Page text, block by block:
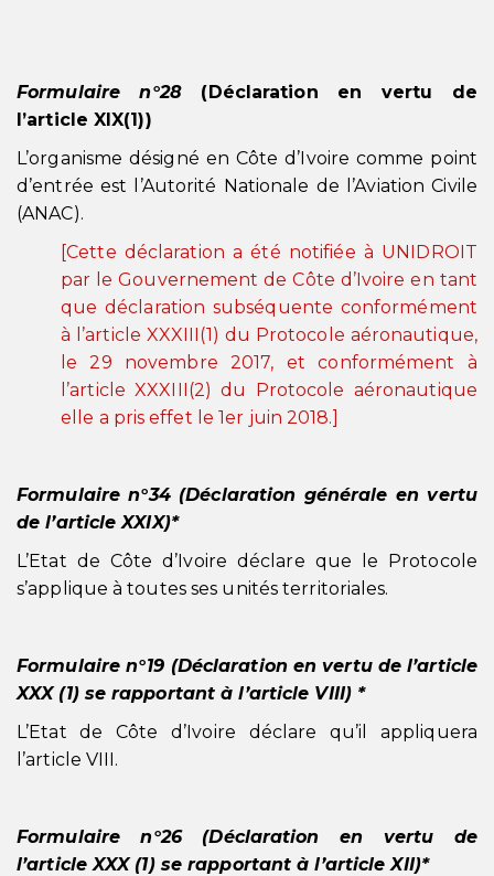
Formulaire n°28(Déclaration en vertu de
l’article XIX(1))
L’organisme désigné en Côte d’Ivoire comme point
d’entrée est l’Autorité Nationale de l’Aviation Civile
(ANAC).
[Cette déclaration a été notifiée à UNIDROIT
par le Gouvernement de Côte d’Ivoire en tant
que déclaration subséquente conformément
à l’article XXXIII(1) du Protocole aéronautique,
le 29 novembre 2017, et conformément à
l’article XXXIII(2) du Protocole aéronautique
elle a pris effet le 1er juin 2018.]
Formulaire n°34 (Déclaration générale en vertu
de l’article XXIX)*
L’Etat de Côte d’Ivoire déclare que le Protocole
s’applique à toutes ses unités territoriales.
Formulaire n°19 (Déclaration en vertu de l’article
XXX (1) se rapportant à l’article VIII) *
L’Etat de Côte d’Ivoire déclare qu’il appliquera
l’article VIII.
Formulaire n°26 (Déclaration en vertu de
l’article XXX (1) se rapportant à l’article XII)*